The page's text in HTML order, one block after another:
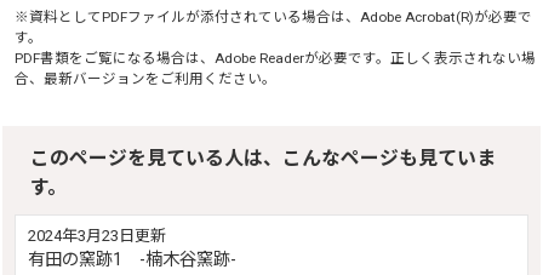
※資料としてPDFファイルが添付されている場合は、Adobe Acrobat(R)が必要で
す。
PDF書類をご覧になる場合は、Adobe Readerが必要です。正しく表示されない場
合、最新バージョンをご利用ください。
このページを見ている人は、こんなページも見ていま
す。
2024年3月23日更新
有田の窯跡1 -楠木谷窯跡-